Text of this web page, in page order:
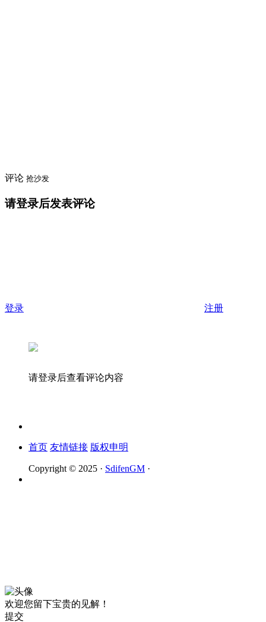
评论 抢沙发
请登录后发表评论
登录 注册
请登录后查看评论内容
首页 友情链接 版权申明
Copyright © 2025 · SdifenGM ·
欢迎您留下宝贵的见解！
提交